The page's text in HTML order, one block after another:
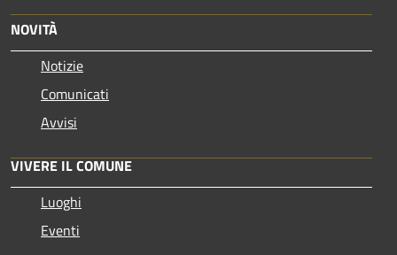
NOVITÀ
Notizie
Comunicati
Avvisi
VIVERE IL COMUNE
Luoghi
Eventi